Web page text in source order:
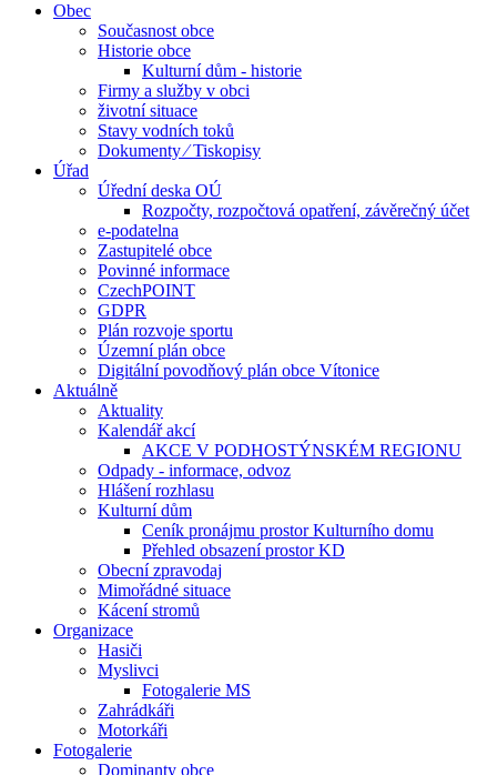
Obec
Současnost obce
Historie obce
Kulturní dům - historie
Firmy a služby v obci
životní situace
Stavy vodních toků
Dokumenty ⁄ Tiskopisy
Úřad
Úřední deska OÚ
Rozpočty, rozpočtová opatření, závěrečný účet
e-podatelna
Zastupitelé obce
Povinné informace
CzechPOINT
GDPR
Plán rozvoje sportu
Územní plán obce
Digitální povodňový plán obce Vítonice
Aktuálně
Aktuality
Kalendář akcí
AKCE V PODHOSTÝNSKÉM REGIONU
Odpady - informace, odvoz
Hlášení rozhlasu
Kulturní dům
Ceník pronájmu prostor Kulturního domu
Přehled obsazení prostor KD
Obecní zpravodaj
Mimořádné situace
Kácení stromů
Organizace
Hasiči
Myslivci
Fotogalerie MS
Zahrádkáři
Motorkáři
Fotogalerie
Dominanty obce